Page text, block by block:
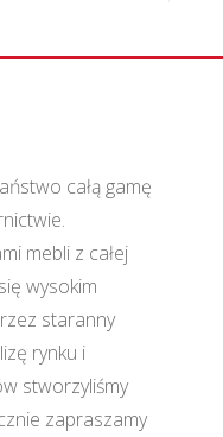
całą gamę
mebli z całej
wysokim
staranny
rynku i
stworzyliśmy
zapraszamy